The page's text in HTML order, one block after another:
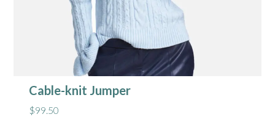
Cable-knit Jumper
$99.50